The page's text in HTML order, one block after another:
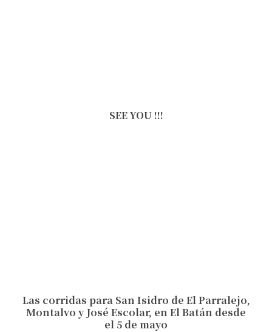
SEE YOU !!!
Las corridas para San Isidro de El Parralejo,
Montalvo y José Escolar, en El Batán desde
el 5 de mayo